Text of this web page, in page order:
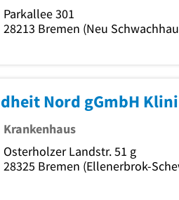
Parkallee 301
28213 Bremen (Neu
Nord gGmbH
Krankenhaus
Osterholzer Landstr. 51 g
28325 Bremen (Ellenerbrok-